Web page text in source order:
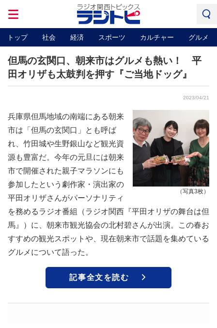
トップ 社会 経済 スポーツ カルチャー グルメ
但馬の玄関口、朝来市はグルメも熱い！ 平
田オリザも太鼓判を押す『ご当地ドッグ』
2023/04/21
（写真3枚）
兵庫県但馬地域の南端にある朝来
市は「但馬の玄関口」とも呼ば
れ、竹田城や生野銀山など観光資
源も豊富だ。今年の元旦には朝来
市で開催された親子マラソンにも
参加したという劇作家・演出家の
平田オリザさんがパーソナリティ
を務めるラジオ番組（ラジオ関西『平田オリザの舞台は但
馬』）に、朝来市観光協会の北村碧さんが出演。この春お
すすめの観光スポットや、現在朝来市で話題を集めている
グルメについて語った。
記事全文を読む